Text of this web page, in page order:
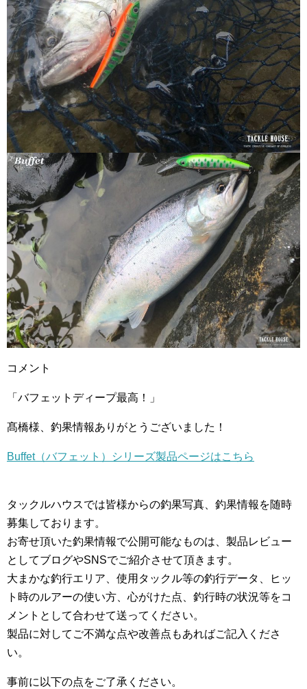
コメント
「バフェットディープ最高！」
髙橋様、釣果情報ありがとうございました！
Buffet（バフェット）シリーズ製品ページはこちら
タックルハウスでは皆様からの釣果写真、釣果情報を随時
募集しております。
お寄せ頂いた釣果情報で公開可能なものは、製品レビュー
としてブログやSNSでご紹介させて頂きます。
大まかな釣行エリア、使用タックル等の釣行データ、ヒッ
ト時のルアーの使い方、心がけた点、釣行時の状況等をコ
メントとして合わせて送ってください。
製品に対してご不満な点や改善点もあればご記入くださ
い。
事前に以下の点をご了承ください。